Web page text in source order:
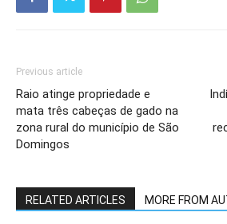
Previous article
Raio atinge propriedade e
mata três cabeças de gado na
zona rural do município de São
Domingos
RELATED ARTICLES MORE FROM